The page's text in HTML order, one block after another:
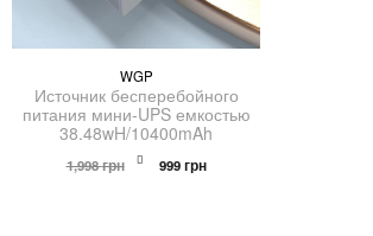
WGP
Источник бесперебойного
питания мини-UPS емкостью
38.48wH/10400mAh
1,998грн
Первоначальная
цена
999грнТекущая